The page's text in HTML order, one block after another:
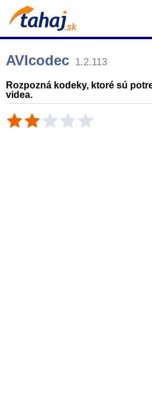
AVIcodec 1.2.113
Rozpozná kodeky, ktoré sú
videa.